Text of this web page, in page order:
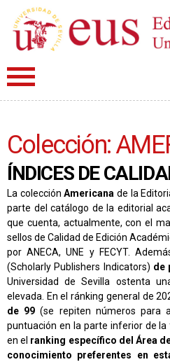
Colección:
ÍNDICES DE
La colecciónAmericana de la
parte del catálogo de la editorial
que cuenta, actualmente, con el
sellos de Calidad de Edición
por ANECA, UNE y FECYT.
(Scholarly Publishers Indicators) de
Universidad de Sevilla ostenta
elevada. En el ránking general de
de 99 (se repiten números para
puntuación en la parte inferior de
en el ranking específico del Área
conocimiento preferentes en